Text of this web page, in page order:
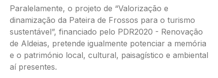
Paralelamente, o projeto de “Valorização e
dinamização da Pateira de Frossos para o turismo
sustentável”, financiado pelo PDR2020 - Renovação
de Aldeias, pretende igualmente potenciar a memória
e o património local, cultural, paisagístico e ambiental
aí presentes.